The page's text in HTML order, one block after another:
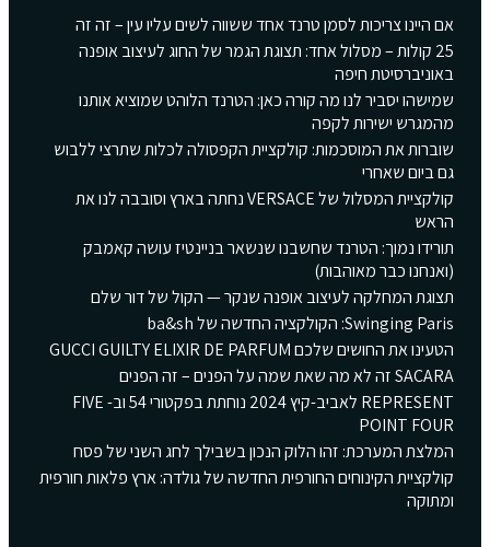
אם היינו צריכות לסמן טרנד אחד ששווה לשים עליו עין – זה זה
25 קולות – מסלול אחד: תצוגת הגמר של החוג לעיצוב אופנה
באוניברסיטת חיפה
שמישהו יסביר לנו מה קורה כאן: הטרנד הלוהט שמוציא אותנו
מהמגרש ישירות לקפה
שוברות את המוסכמות: קולקציית הקפסולה לכלות שתרצי ללבוש
גם ביום שאחרי
קולקציית המסלול של VERSACE נחתה בארץ וסובבה לנו את
הראש
תורידו נמוך: הטרנד שחשבנו שנשאר בניינטיז עושה קאמבק
(ואנחנו כבר מאוהבות)
תצוגת המחלקה לעיצוב אופנה שנקר — הקול של דור שלם
Swinging Paris: הקולקציה החדשה של ba&sh
הטעינו את החושים שלכם GUCCI GUILTY ELIXIR DE PARFUM
SACARA זה לא מה שאת שמה על הפנים – זה הפנים
REPRESENT לאביב-קיץ 2024 נוחתת בפקטורי 54 וב- FIVE
POINT FOUR
המלצת המערכת: זהו הלוק הנכון בשבילך לחג השני של פסח
קולקציית הקינוחים החורפית החדשה של גולדה: ארץ פלאות חורפית
ומתוקה